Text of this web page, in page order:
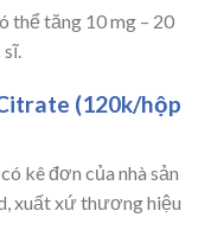
thể tăng 10 mg – 20
(120k/hộp
kê đơn của nhà sản
xuất xứ thương hiệu